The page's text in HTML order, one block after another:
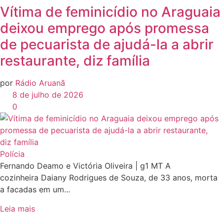
Vítima de feminicídio no Araguaia
deixou emprego após promessa
de pecuarista de ajudá-la a abrir
restaurante, diz família
por Rádio Aruanã
8 de julho de 2026
0
Polícia
Fernando Deamo e Victória Oliveira | g1 MT A
cozinheira Daiany Rodrigues de Souza, de 33 anos, morta
a facadas em um...
Leia mais